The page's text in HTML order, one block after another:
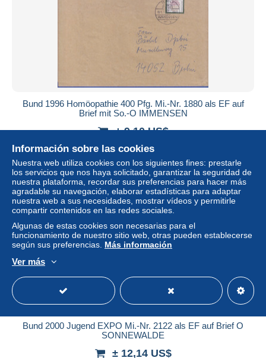
Bund 1996 Homöopathie 400 Pfg. Mi.-Nr. 1880 als EF auf
Brief mit So.-O IMMENSEN
± 9,10 US$
Estatus Profesional
Nuevo
Bund 2000 Jugend EXPO Mi.-Nr. 2122 als EF auf Brief O
SONNEWALDE
± 12,14 US$
Información sobre las cookies
Nuestra web utiliza cookies con los siguientes fines: prestarle
los servicios que nos haya solicitado, garantizar la seguridad de
nuestra plataforma, recordar sus preferencias para hacer más
agradable su navegación, elaborar estadísticas para adaptar
nuestra web a sus necesidades, mostrar vídeos y permitirle
compartir contenidos en las redes sociales.
Algunas de estas cookies son necesarias para el
funcionamiento de nuestro sitio web, otras pueden establecerse
según sus preferencias. Más información
Ver más